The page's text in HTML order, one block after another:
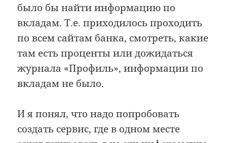
было бы найти информацию по
вкладам. Т.е. приходилось проходить
по всем сайтам банка, смотреть, какие
там есть проценты или дожидаться
журнала «Профиль», информации по
вкладам не было.
И я понял, что надо попробовать
создать сервис, где в одном месте